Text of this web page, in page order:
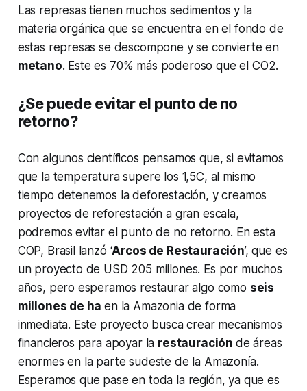
Las represas tienen muchos sedimentos y la
materia orgánica que se encuentra en el fondo de
estas represas se descompone y se convierte en
metano. Este es 70% más poderoso que el CO2.
¿Se puede evitar el punto de no
retorno?
Con algunos científicos pensamos que, si evitamos
que la temperatura supere los 1,5C, al mismo
tiempo detenemos la deforestación, y creamos
proyectos de reforestación a gran escala,
podremos evitar el punto de no retorno. En esta
COP, Brasil lanzó ‘Arcos de Restauración’, que es
un proyecto de USD 205 millones. Es por muchos
años, pero esperamos restaurar algo como seis
millones de haen la Amazonia de forma
inmediata. Este proyecto busca crear mecanismos
financieros para apoyar la restauración de áreas
enormes en la parte sudeste de la Amazonía.
Esperamos que pase en toda la región, ya que es